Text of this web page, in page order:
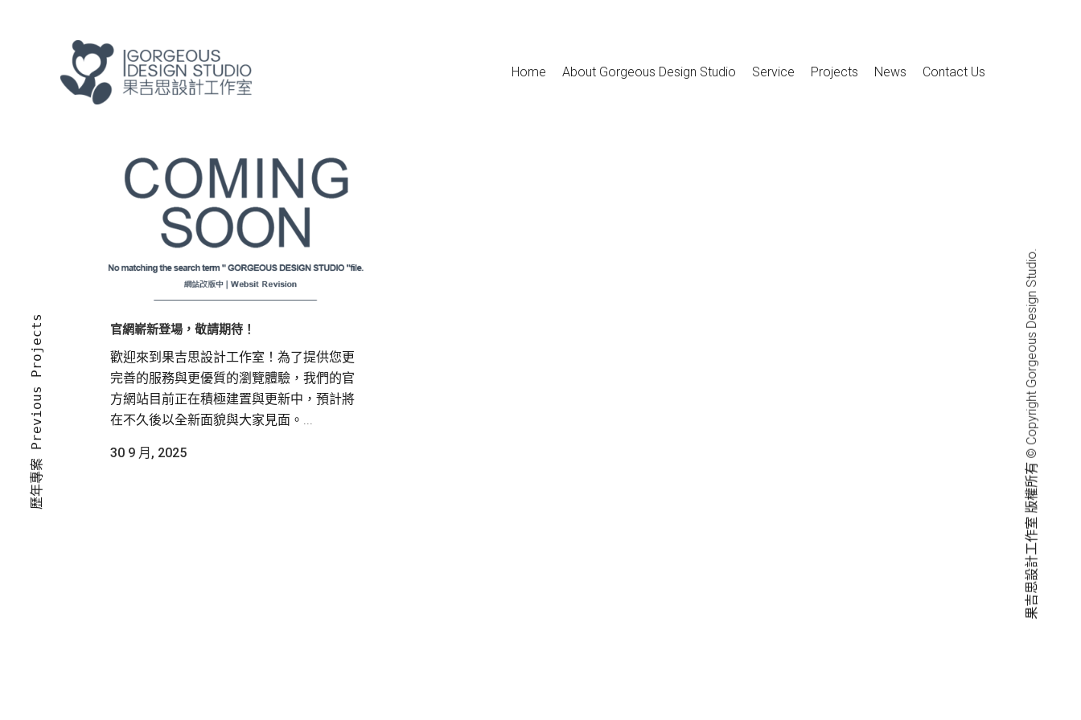
Home About Gorgeous Design Studio Service Projects News Contact Us
歷年專案 Previous Projects 果吉思設計工作室 版權所有 © Copyright Gorgeous Design Studio.
官網嶄新登場，敬請期待！
歡迎來到果吉思設計工作室！為了提供您更
完善的服務與更優質的瀏覽體驗，我們的官
方網站目前正在積極建置與更新中，預計將
在不久後以全新面貌與大家見面。...
30 9 月, 2025